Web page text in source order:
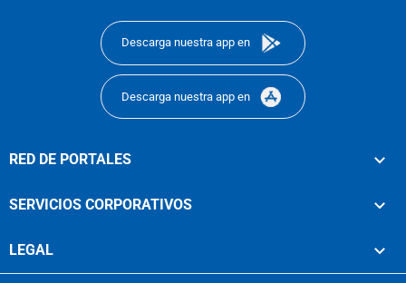
Descarga nuestra app en
Descarga nuestra app en
RED DE PORTALES
SERVICIOS CORPORATIVOS
LEGAL